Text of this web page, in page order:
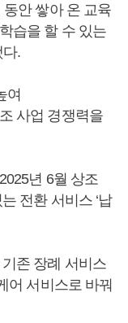
동안 쌓아 온 교육
습을 할 수 있는
다.
여
사업 경쟁력을
년 6월 상조
전환 서비스 ‘납
존 장례 서비스
어 서비스로 바꿔